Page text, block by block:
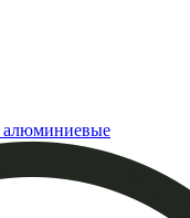
алюминиевые